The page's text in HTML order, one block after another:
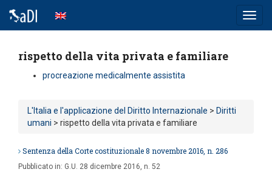
rispetto della vita privata e familiare
procreazione medicalmente assistita
L'Italia e l'applicazione del Diritto Internazionale > Diritti
umani > rispetto della vita privata e familiare
Sentenza della Corte costituzionale 8 novembre 2016, n. 286
Pubblicato in: G.U. 28 dicembre 2016, n. 52